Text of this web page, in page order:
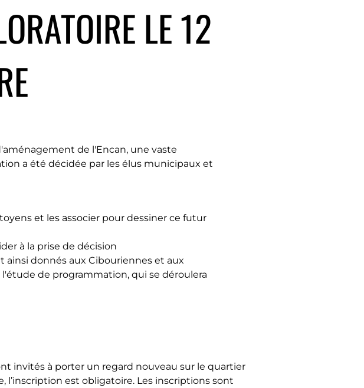
LE 12
de l'Encan, une vaste
a été décidée par les élus municipaux et
et les associer pour dessiner ce futur
à la prise de décision
ainsi donnés aux Cibouriennes et aux
de programmation, qui se déroulera
invités à porter un regard nouveau sur le quartier
l’inscription est obligatoire. Les inscriptions sont